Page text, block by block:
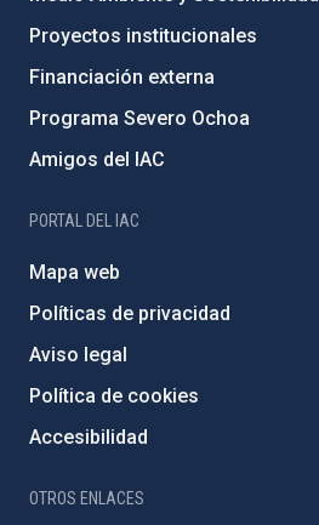
Proyectos institucionales
Financiación externa
Programa Severo Ochoa
Amigos del IAC
PORTAL DEL IAC
Mapa web
Políticas de privacidad
Aviso legal
Política de cookies
Accesibilidad
OTROS ENLACES